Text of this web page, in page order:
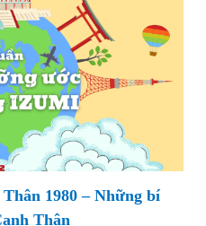
1980 – Những bí
Thân